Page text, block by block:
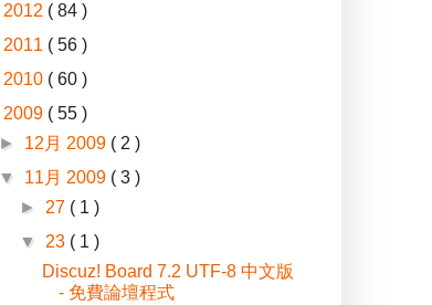
2012 ( 84 )
2011 ( 56 )
2010 ( 60 )
2009 ( 55 )
► 12月 2009 ( 2 )
▼ 11月 2009 ( 3 )
► 27 ( 1 )
▼ 23 ( 1 )
Discuz! Board 7.2 UTF-8 中文版
- 免費論壇程式